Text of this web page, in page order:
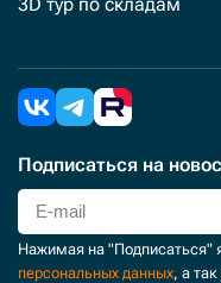
Подписаться на
Нажимая на "Подписаться"
персональных данных, а